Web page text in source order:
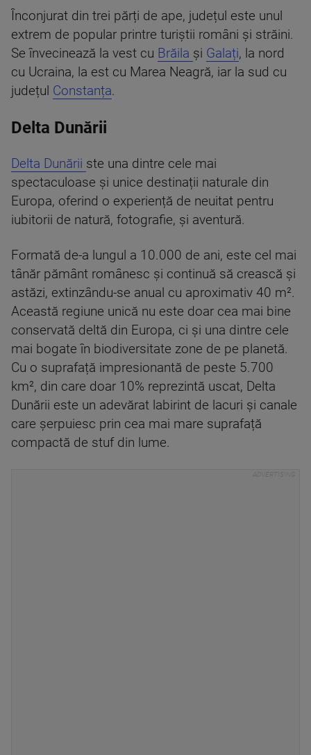
Înconjurat din trei părți de ape, județul este unul
extrem de popular printre turiștii români și străini.
Se învecinează la vest cu Brăila și Galați, la nord
cu Ucraina, la est cu Marea Neagră, iar la sud cu
județul Constanța.
Delta Dunării
Delta Dunării ste una dintre cele mai
spectaculoase și unice destinații naturale din
Europa, oferind o experiență de neuitat pentru
iubitorii de natură, fotografie, și aventură.
Formată de-a lungul a 10.000 de ani, este cel mai
tânăr pământ românesc și continuă să crească și
astăzi, extinzându-se anual cu aproximativ 40 m².
Această regiune unică nu este doar cea mai bine
conservată deltă din Europa, ci și una dintre cele
mai bogate în biodiversitate zone de pe planetă.
Cu o suprafață impresionantă de peste 5.700
km², din care doar 10% reprezintă uscat, Delta
Dunării este un adevărat labirint de lacuri și canale
care șerpuiesc prin cea mai mare suprafață
compactă de stuf din lume.